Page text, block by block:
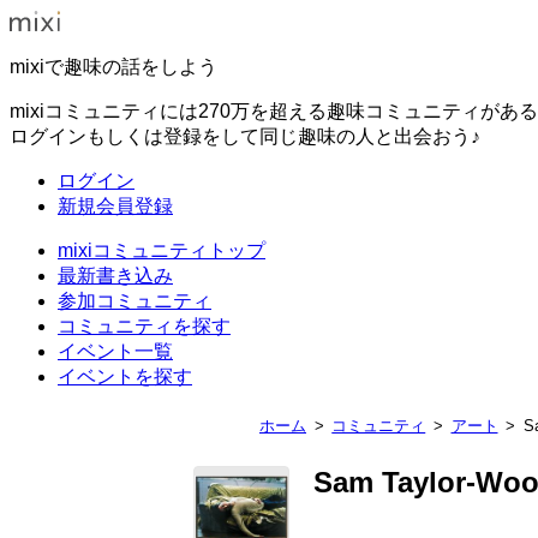
mixiで趣味の話をしよう
mixiコミュニティには270万を超える趣味コミュニティがある
ログインもしくは登録をして同じ趣味の人と出会おう♪
ログイン
新規会員登録
mixiコミュニティトップ
最新書き込み
参加コミュニティ
コミュニティを探す
イベント一覧
イベントを探す
ホーム コミュニティ アート
Sam Taylor-